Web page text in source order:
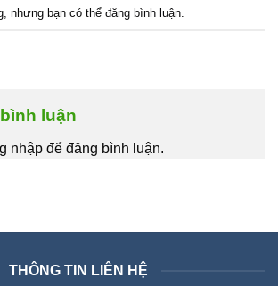
nhưng bạn có thể đăng bình luận
luận
nhập để đăng bình luận.
THÔNG TIN LIÊN HỆ